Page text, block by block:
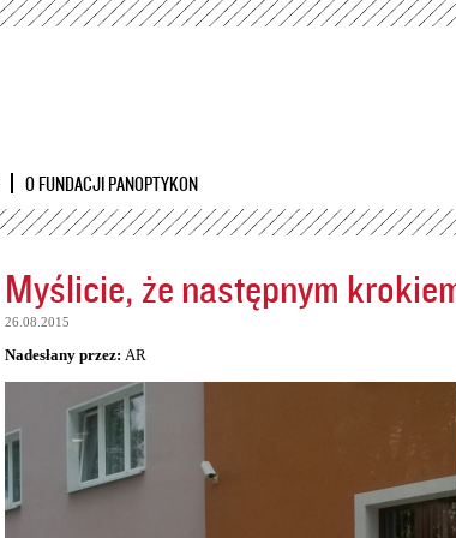
Przejdź
O FUNDACJI PANOPTYKON
Myślicie, że następnym
26.08.2015
Nadesłany przez: AR